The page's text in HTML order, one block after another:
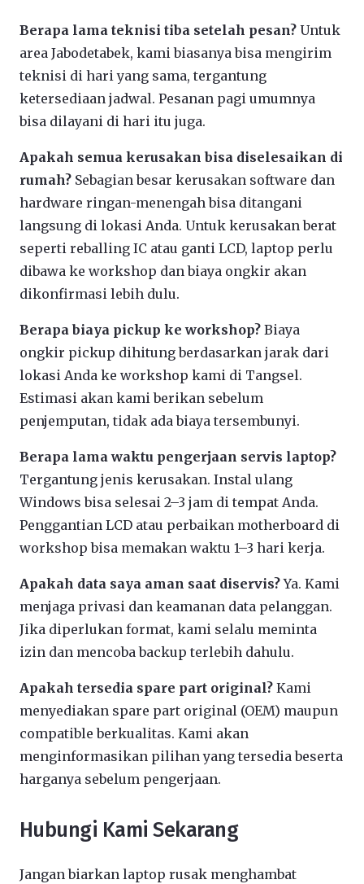
Berapa lama teknisi tiba setelah pesan? Untuk
area Jabodetabek, kami biasanya bisa mengirim
teknisi di hari yang sama, tergantung
ketersediaan jadwal. Pesanan pagi umumnya
bisa dilayani di hari itu juga.
Apakah semua kerusakan bisa diselesaikan di
rumah? Sebagian besar kerusakan software dan
hardware ringan-menengah bisa ditangani
langsung di lokasi Anda. Untuk kerusakan berat
seperti reballing IC atau ganti LCD, laptop perlu
dibawa ke workshop dan biaya ongkir akan
dikonfirmasi lebih dulu.
Berapa biaya pickup ke workshop? Biaya
ongkir pickup dihitung berdasarkan jarak dari
lokasi Anda ke workshop kami di Tangsel.
Estimasi akan kami berikan sebelum
penjemputan, tidak ada biaya tersembunyi.
Berapa lama waktu pengerjaan servis laptop?
Tergantung jenis kerusakan. Instal ulang
Windows bisa selesai 2–3 jam di tempat Anda.
Penggantian LCD atau perbaikan motherboard di
workshop bisa memakan waktu 1–3 hari kerja.
Apakah data saya aman saat diservis?Ya. Kami
menjaga privasi dan keamanan data pelanggan.
Jika diperlukan format, kami selalu meminta
izin dan mencoba backup terlebih dahulu.
Apakah tersedia spare part original? Kami
menyediakan spare part original (OEM) maupun
compatible berkualitas. Kami akan
menginformasikan pilihan yang tersedia beserta
harganya sebelum pengerjaan.
Hubungi Kami Sekarang
Jangan biarkan laptop rusak menghambat